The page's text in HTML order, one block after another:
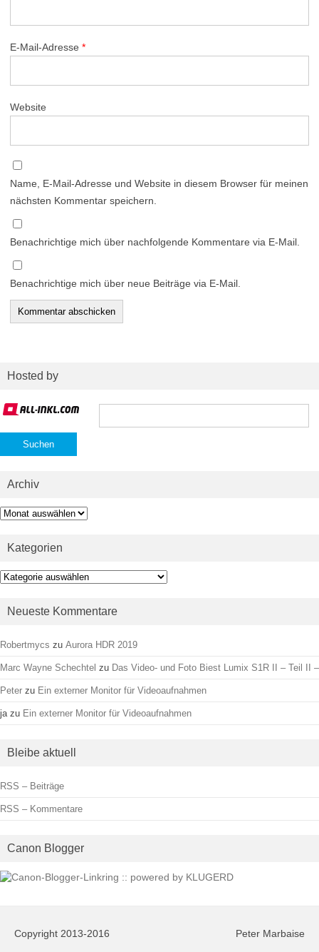
E-Mail-Adresse *
Website
Name, E-Mail-Adresse und Website in diesem Browser für meinen
nächsten Kommentar speichern.
Benachrichtige mich über nachfolgende Kommentare via E-Mail.
Benachrichtige mich über neue Beiträge via E-Mail.
Hosted by
Suchen
Archiv
Archiv
Kategorien
Kategorien
Neueste Kommentare
Robertmycs zu Aurora HDR 2019
Marc Wayne Schechtel zu Das Video- und Foto Biest Lumix S1R II – Teil II –
Peter zu Ein externer Monitor für Videoaufnahmen
ja zu Ein externer Monitor für Videoaufnahmen
Bleibe aktuell
RSS – Beiträge
RSS – Kommentare
Canon Blogger
Copyright 2013-2016 Peter Marbaise